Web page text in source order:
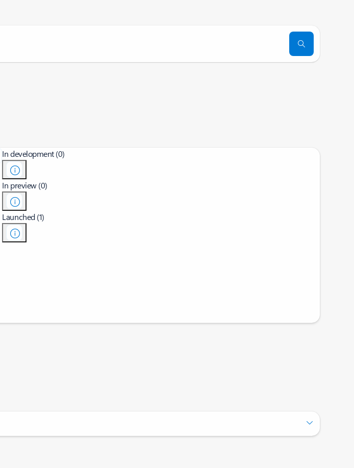
In development (0)
In preview (0)
Launched (1)